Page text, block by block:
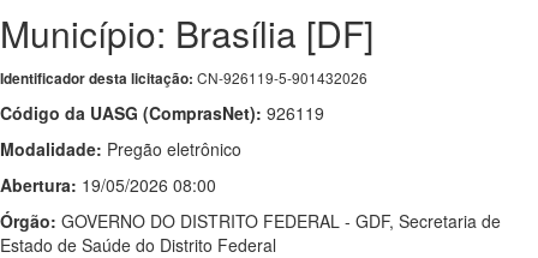
Município: Brasília [DF]
Identificador desta licitação: CN-926119-5-901432026
Código da UASG (ComprasNet): 926119
Modalidade: Pregão eletrônico
Abertura: 19/05/2026 08:00
Órgão: GOVERNO DO DISTRITO FEDERAL - GDF, Secretaria de
Estado de Saúde do Distrito Federal